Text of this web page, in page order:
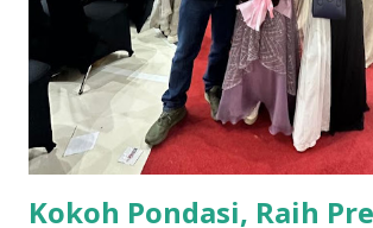
diwikili oleh Ustadz Baihaqi Abdullah
Pengurus Wilayah Hidayatullah Jawa
Ridho A. Adapun tema yang diangkat pada
ini adalah "Meneguhkan Jatidiri,
& Menebar Kebermanfa'atan...
Kokoh Pondasi, Raih